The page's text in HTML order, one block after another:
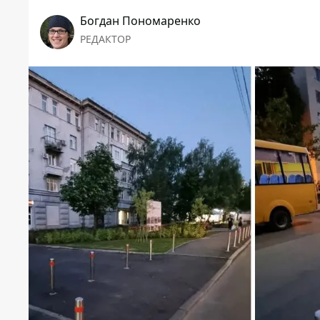
Богдан Пономаренко
РЕДАКТОР